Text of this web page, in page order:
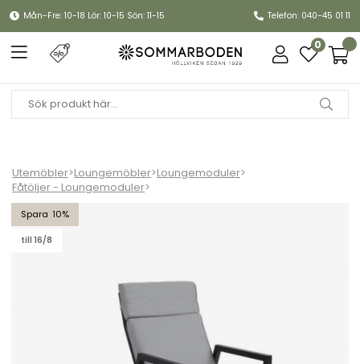
Mån-Fre: 10-18 Lör: 10-15 Sön: 11-15 Telefon: 040-45 01 11
0
Utemöbler>Loungemöbler>Loungemoduler>
Fåtöljer - Loungemoduler>
10
till 16/8
Belfort positionsstol, ställbar - svart/pearl grey dyna